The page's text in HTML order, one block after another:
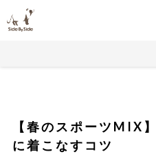
【春のスポーツMIX
に着こなすコツ